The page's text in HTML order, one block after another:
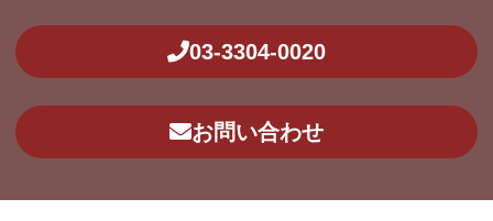
03-3304-0020
お問い合わせ